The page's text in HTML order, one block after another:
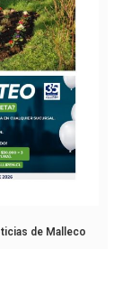
de Malleco